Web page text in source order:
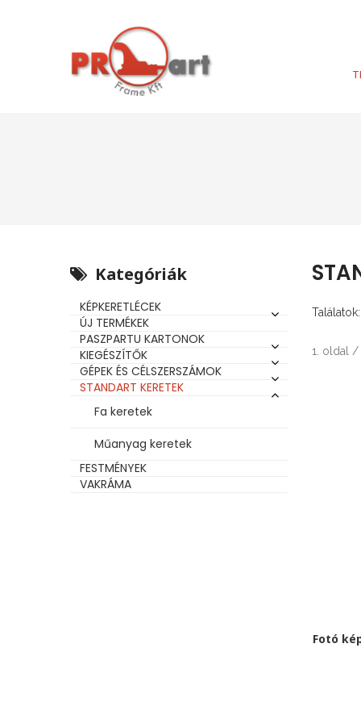
1. oldal /
Fotó
Kategóriák
KÉPKERETLÉCEK
ÚJ TERMÉKEK
PASZPARTU KARTONOK
KIEGÉSZÍTŐK
GÉPEK ÉS CÉLSZERSZÁMOK
STANDART KERETEK
Fa keretek
Műanyag keretek
FESTMÉNYEK
VAKRÁMA